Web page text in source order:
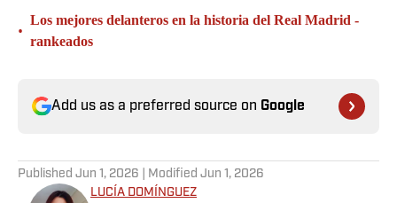
•
Los mejores delanteros en la historia del Real Madrid -
rankeados
Add us as a preferred source on Google
Published Jun 1, 2026 | Modified Jun 1, 2026
LUCÍA DOMÍNGUEZ